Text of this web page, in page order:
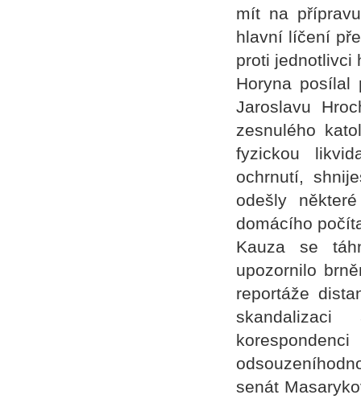
mít na
hlavní líčení
proti jednotlivci
Horyna posílal
Jaroslavu
zesnulého
fyzickou
ochrnutí,
odešly
domácího
Kauza se
upozornilo
reportáže
senát